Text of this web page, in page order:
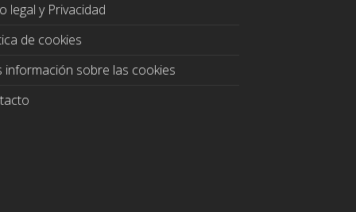
legal y Privacidad
de cookies
información sobre las cookies